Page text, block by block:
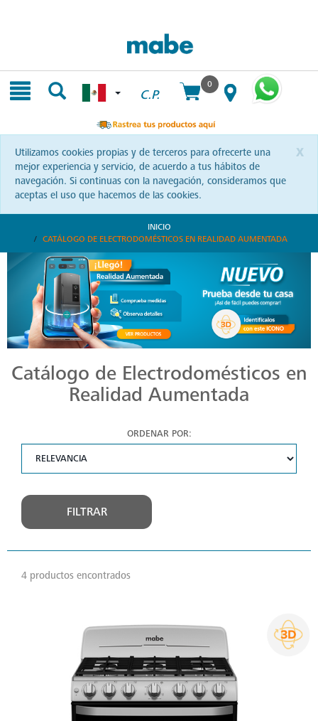
C.P.
0
x
Utilizamos cookies propias y de terceros para ofrecerte una
mejor experiencia y servicio, de acuerdo a tus hábitos de
navegación. Si continuas con la navegación, consideramos que
aceptas el uso que hacemos de las cookies.
INICIO
CATÁLOGO DE ELECTRODOMÉSTICOS EN REALIDAD AUMENTADA
Catálogo de Electrodomésticos en
Realidad Aumentada
ORDENAR POR:
FILTRAR
4 productos encontrados